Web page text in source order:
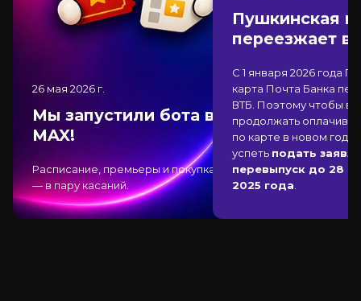
26 мая 2026 г.
Мы запустили бота в
MAX!
Расписание, премьеры и покупка
— в пару касаний.
Пушкинская
переезжает в
С 1 января 2026 года
карта Почта Банка
ВТБ . Поэтому чтобы
продолжать
по карте в новом
успеть подать
перевыпуск до 28
2025 года